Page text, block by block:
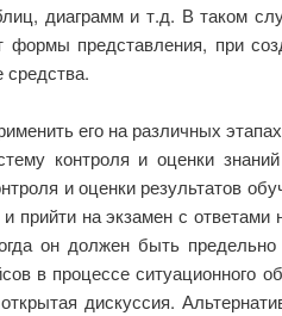
диаграмм и т.д. В таком
формы представления, при
средства.
его на различных
контроля и оценки
и оценки результатов
прийти на экзамен с
он должен быть
в процессе
дискуссия.